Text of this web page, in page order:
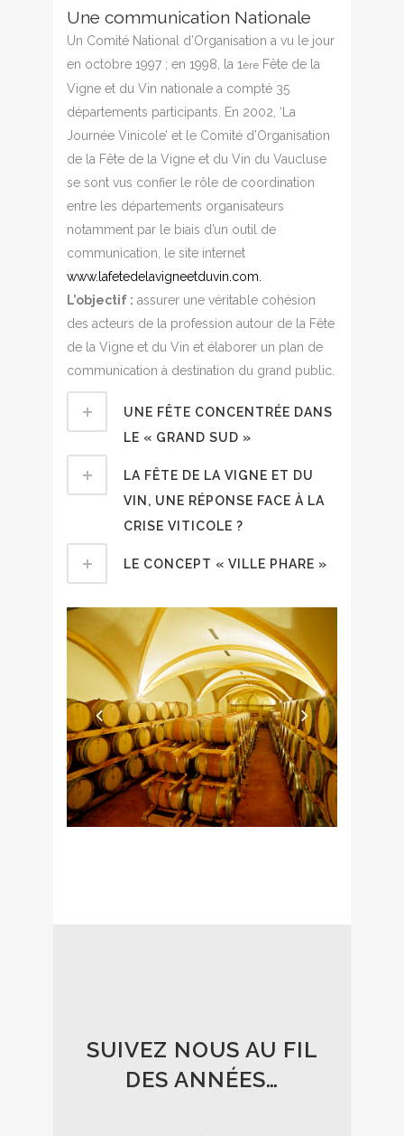
Une communication Nationale
Un Comité National d’Organisation a vu le jour
en octobre 1997 ; en 1998, la 1ère Fête de la
Vigne et du Vin nationale a compté 35
départements participants. En 2002, ‘La
Journée Vinicole’ et le Comité d’Organisation
de la Fête de la Vigne et du Vin du Vaucluse
se sont vus confier le rôle de coordination
entre les départements organisateurs
notamment par le biais d’un outil de
communication, le site internet
www.lafetedelavigneetduvin.com.
L’objectif : assurer une véritable cohésion
des acteurs de la profession autour de la Fête
de la Vigne et du Vin et élaborer un plan de
communication à destination du grand public.
UNE FÊTE CONCENTRÉE DANS
LE « GRAND SUD »
LA FÊTE DE LA VIGNE ET DU
VIN, UNE RÉPONSE FACE À LA
CRISE VITICOLE ?
LE CONCEPT « VILLE PHARE »
SUIVEZ NOUS AU FIL
DES ANNÉES…